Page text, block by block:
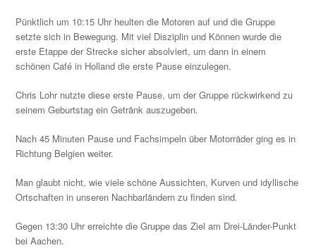
Pünktlich um 10:15 Uhr heulten die Motoren auf und die Gruppe
setzte sich in Bewegung. Mit viel Disziplin und Können wurde die
erste Etappe der Strecke sicher absolviert, um dann in einem
schönen Café in Holland die erste Pause einzulegen.
Chris Lohr nutzte diese erste Pause, um der Gruppe rückwirkend zu
seinem Geburtstag ein Getränk auszugeben.
Nach 45 Minuten Pause und Fachsimpeln über Motorräder ging es in
Richtung Belgien weiter.
Man glaubt nicht, wie viele schöne Aussichten, Kurven und idyllische
Ortschaften in unseren Nachbarländern zu finden sind.
Gegen 13:30 Uhr erreichte die Gruppe das Ziel am Drei-Länder-Punkt
bei Aachen.